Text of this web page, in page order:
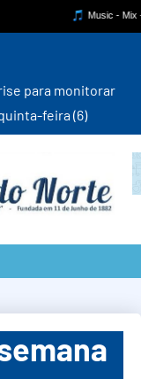
para monitorar
feira (6)